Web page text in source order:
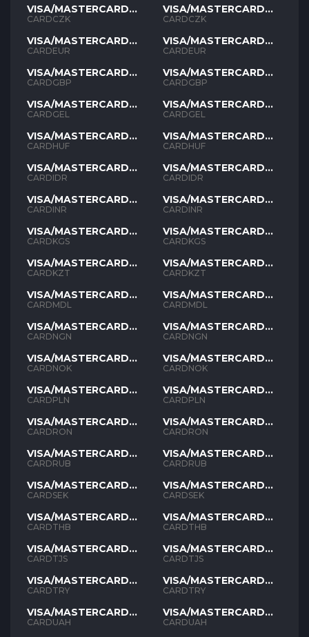
VISA/MASTERCARD
CZK
CARDCZK
VISA/MASTERCARD
EUR
CARDEUR
VISA/MASTERCARD
GBP
CARDGBP
VISA/MASTERCARD
GEL
CARDGEL
VISA/MASTERCARD
HUF
CARDHUF
VISA/MASTERCARD
IDR
CARDIDR
VISA/MASTERCARD
INR
CARDINR
VISA/MASTERCARD
KGS
CARDKGS
VISA/MASTERCARD
KZT
CARDKZT
VISA/MASTERCARD
MDL
CARDMDL
VISA/MASTERCARD
NGN
CARDNGN
VISA/MASTERCARD
NOK
CARDNOK
VISA/MASTERCARD
PLN
CARDPLN
VISA/MASTERCARD
RON
CARDRON
VISA/MASTERCARD
RUB
CARDRUB
VISA/MASTERCARD
SEK
CARDSEK
VISA/MASTERCARD
THB
CARDTHB
VISA/MASTERCARD
TJS
CARDTJS
VISA/MASTERCARD
TYR
CARDTRY
VISA/MASTERCARD
UAH
CARDUAH
VISA/MASTERCARD
CZK
CARDCZK
VISA/MASTERCARD
EUR
CARDEUR
VISA/MASTERCARD
GBP
CARDGBP
VISA/MASTERCARD
GEL
CARDGEL
VISA/MASTERCARD
HUF
CARDHUF
VISA/MASTERCARD
IDR
CARDIDR
VISA/MASTERCARD
INR
CARDINR
VISA/MASTERCARD
KGS
CARDKGS
VISA/MASTERCARD
KZT
CARDKZT
VISA/MASTERCARD
MDL
CARDMDL
VISA/MASTERCARD
NGN
CARDNGN
VISA/MASTERCARD
NOK
CARDNOK
VISA/MASTERCARD
PLN
CARDPLN
VISA/MASTERCARD
RON
CARDRON
VISA/MASTERCARD
RUB
CARDRUB
VISA/MASTERCARD
SEK
CARDSEK
VISA/MASTERCARD
THB
CARDTHB
VISA/MASTERCARD
TJS
CARDTJS
VISA/MASTERCARD
TYR
CARDTRY
VISA/MASTERCARD
UAH
CARDUAH